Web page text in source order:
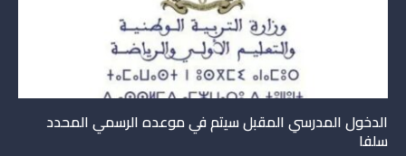
الدخول المدرسي المقبل سیتم في موعده الرسمي المحدد
سلفا